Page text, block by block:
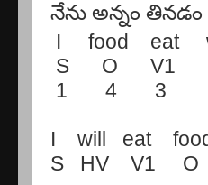
నేను అన్నం తినడం
I
food eat
S
O V1
1
4 3
I will eat
S
HV V1 O